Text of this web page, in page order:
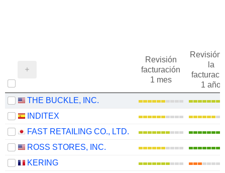
Revisión
facturación
1 mes
Revisión
la
1 año
THE BUCKLE, INC.
INDITEX
FAST RETAILING CO., LTD.
ROSS STORES, INC.
KERING